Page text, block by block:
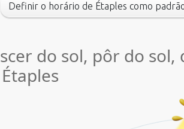
Definir o horário de Étaples como
do sol, pôr do